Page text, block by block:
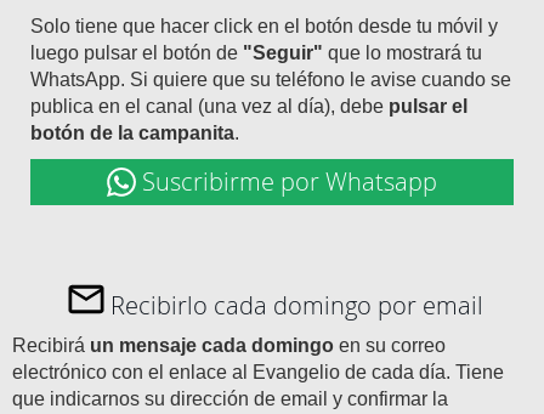
Solo tiene que hacer click en el botón desde tu móvil y
luego pulsar el botón de "Seguir" que lo mostrará tu
WhatsApp. Si quiere que su teléfono le avise cuando se
publica en el canal (una vez al día), debe pulsar el
botón de la campanita.
Suscribirme por Whatsapp
Recibirlo cada domingo por email
Recibirá un mensaje cada domingo en su correo
electrónico con el enlace al Evangelio de cada día. Tiene
que indicarnos su dirección de email y confirmar la